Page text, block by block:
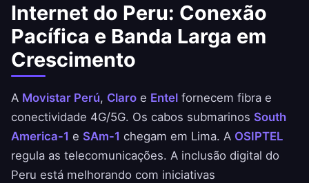
Internet do Peru: Conexão
Pacífica e Banda Larga em
Crescimento
A Movistar Perú, Claro e Entel fornecem fibra e
conectividade 4G/5G. Os cabos submarinos South
America-1 e SAm-1 chegam em Lima. A OSIPTEL
regula as telecomunicações. A inclusão digital do
Peru está melhorando com iniciativas